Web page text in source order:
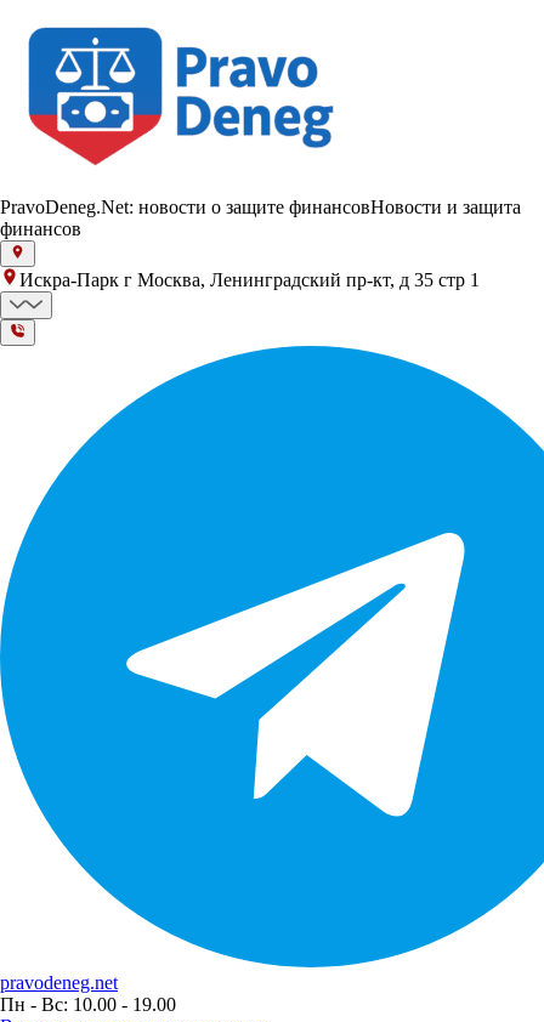
PravoDeneg.Net: новости о защите финансовНовости и защита
финансов
Искра-Парк г Москва, Ленинградский пр-кт, д 35 стр 1
pravodeneg.net
Пн - Вс: 10.00 - 19.00